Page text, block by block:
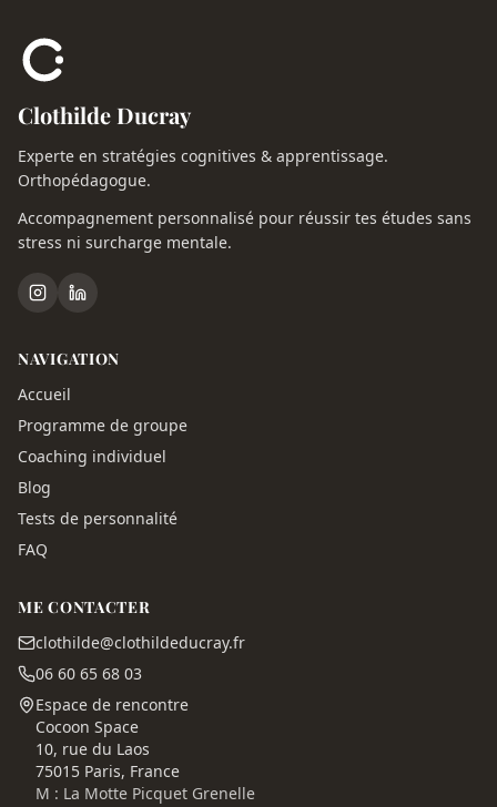
Clothilde Ducray
Experte en stratégies cognitives & apprentissage.
Orthopédagogue.
Accompagnement personnalisé pour réussir tes études sans
stress ni surcharge mentale.
NAVIGATION
Accueil
Programme de groupe
Coaching individuel
Blog
Tests de personnalité
FAQ
ME CONTACTER
clothilde@clothildeducray.fr
06 60 65 68 03
Espace de rencontre
Cocoon Space
10, rue du Laos
75015 Paris, France
M : La Motte Picquet Grenelle